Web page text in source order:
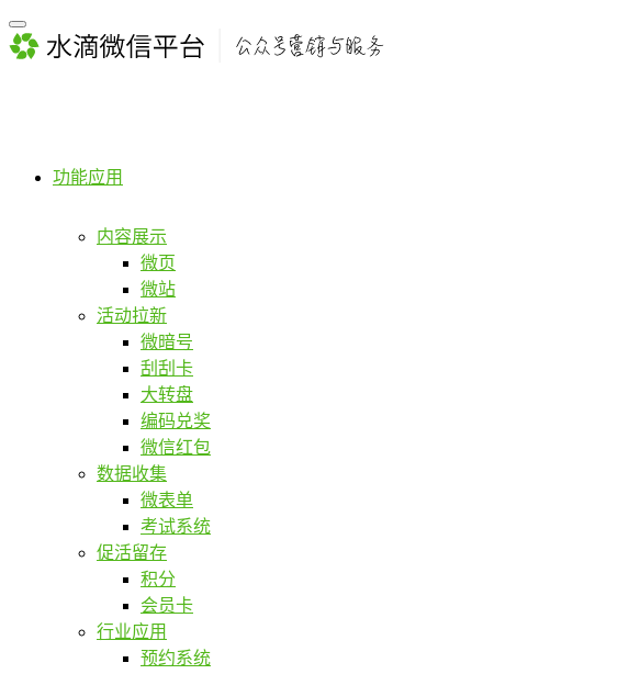
功能应用
内容展示
微页
微站
活动拉新
微暗号
刮刮卡
大转盘
编码兑奖
微信红包
数据收集
微表单
考试系统
促活留存
积分
会员卡
行业应用
预约系统